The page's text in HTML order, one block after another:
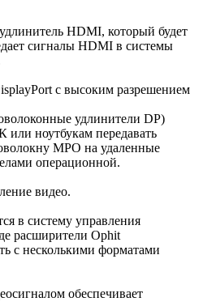
HDMI, который будет
сигналы HDMI в системы
с высоким разрешением
удлинители DP)
ноутбукам передавать
MPO на удаленные
операционной.
видео.
в систему управления
расширители Ophit
с несколькими форматами
обеспечивает